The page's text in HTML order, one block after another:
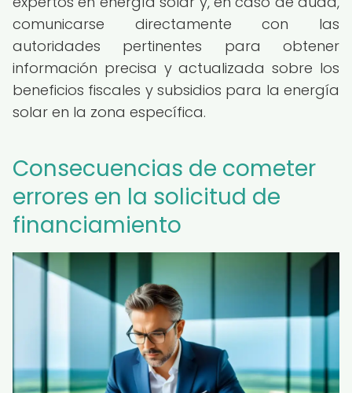
comunicarse directamente con las
autoridades pertinentes para obtener
información precisa y actualizada sobre los
beneficios fiscales y subsidios para la energía
solar en la zona específica.
Consecuencias de cometer
errores en la solicitud de
financiamiento